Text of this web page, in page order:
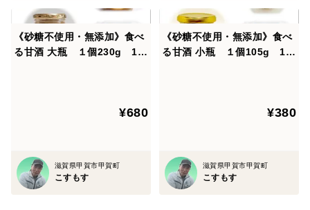
《砂糖不使用・無添加》食べ
る甘酒 大瓶 １個230g 1梱
からお好きなものをどうぞ¥680
滋賀県甲賀市甲賀町
こすもす
《砂糖不使用・無添加》食べ
る甘酒 小瓶 １個105g 1梱
からお好きなものをどうぞ¥380
滋賀県甲賀市甲賀町
こすもす